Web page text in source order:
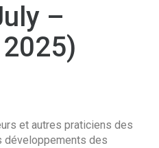
–
et autres praticiens des
développements des